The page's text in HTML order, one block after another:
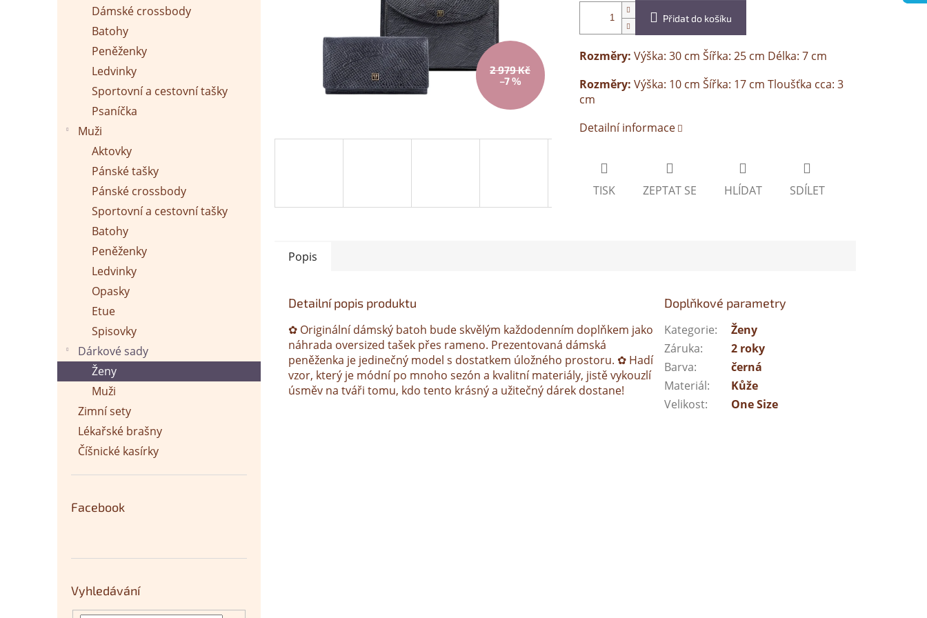
Dámské crossbody
Batohy
Peněženky
Ledvinky
Sportovní a cestovní tašky
Psaníčka
Muži
Aktovky
Pánské tašky
Pánské crossbody
Sportovní a cestovní tašky
Batohy
Peněženky
Ledvinky
Opasky
Etue
Spisovky
Dárkové sady
Ženy
Muži
Zimní sety
Lékařské brašny
Číšnické kasírky
Facebook
Vyhledávání
2 979 Kč
–7 %
Přidat do košíku
Rozměry: Výška: 30 cm Šířka: 25 cm Délka: 7 cm
Rozměry: Výška: 10 cm Šířka: 17 cm Tloušťka cca: 3
cm
Detailní informace
TISK ZEPTAT SE HLÍDAT SDÍLET
Popis
Detailní popis produktu
✿ Originální dámský batoh bude skvělým každodenním doplňkem jako
náhrada oversized tašek přes rameno. Prezentovaná dámská
peněženka je jedinečný model s dostatkem úložného prostoru. ✿ Hadí
vzor, který je módní po mnoho sezón a kvalitní materiály, jistě vykouzlí
úsměv na tváři tomu, kdo tento krásný a užitečný dárek dostane!
Doplňkové parametry
Kategorie:
Ženy
Záruka:
2 roky
Barva:
černá
Materiál:
Kůže
Velikost: One Size